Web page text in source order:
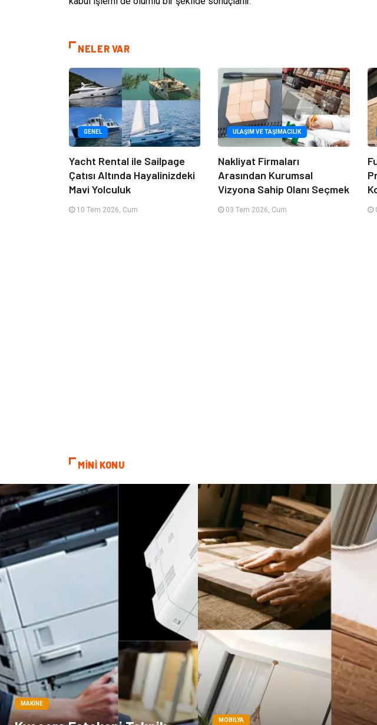
NELER VAR
GENEL
Yacht Rental ile Sailpage
Çatısı Altında Hayalinizdeki
Mavi Yolculuk
10 Tem 2026, Cum
ULAŞIM VE TAŞIMACILIK
Nakliyat Firmaları
Arasından Kurumsal
Vizyona Sahip Olanı Seçmek
03 Tem 2026, Cum
MİNİ KONU
MAKINE
MOBILYA